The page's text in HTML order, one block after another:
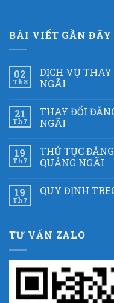
BÀI VIẾT GẦN ĐÂY
02
Th8
DỊCH VỤ THAY
NGÃI
21
Th7
THAY ĐỔI
NGÃI
19
Th7
THỦ TỤC
QUẢNG NGÃI
19
Th7
QUY ĐỊNH
TƯ VẤN ZALO